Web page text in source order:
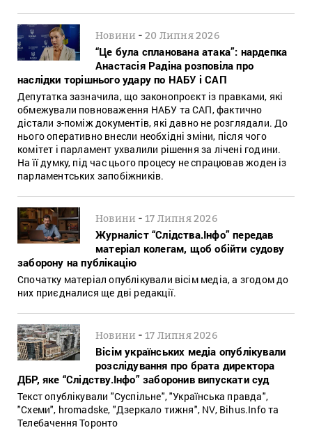
Новини -20 Липня 2026
“Це була спланована атака”: нардепка
Анастасія Радіна розповіла про
наслідки торішнього удару по НАБУ і САП
Депутатка зазначила, що законопроєкт із правками, які
обмежували повноваження НАБУ та САП, фактично
дістали з-поміж документів, які давно не розглядали. До
нього оперативно внесли необхідні зміни, після чого
комітет і парламент ухвалили рішення за лічені години.
На її думку, під час цього процесу не спрацював жоден із
парламентських запобіжників.
Новини -17 Липня 2026
Журналіст “Слідства.Інфо” передав
матеріал колегам, щоб обійти судову
заборону на публікацію
Спочатку матеріал опублікували вісім медіа, а згодом до
них приєдналися ще дві редакції.
Новини -17 Липня 2026
Вісім українських медіа опублікували
розслідування про брата директора
ДБР, яке “Слідству.Інфо” заборонив випускати суд
Текст опублікували "Суспільне", "Українська правда",
"Схеми", hromadske, "Дзеркало тижня", NV, Bihus.Info та
Телебачення Торонто